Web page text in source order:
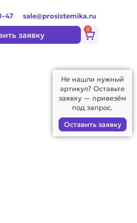
47 sale@prosistemika.ru
заявку
0
Корзина
Не нашли нужный
артикул? Оставьте
заявку — привезём
под запрос.
Оставить заявку